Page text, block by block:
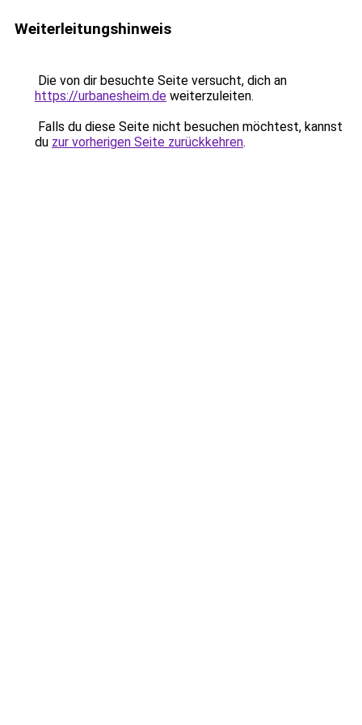
Weiterleitungshinweis
Die von dir besuchte Seite versucht, dich an
https://urbanesheim.de weiterzuleiten.
Falls du diese Seite nicht besuchen möchtest, kannst
du zur vorherigen Seite zurückkehren.